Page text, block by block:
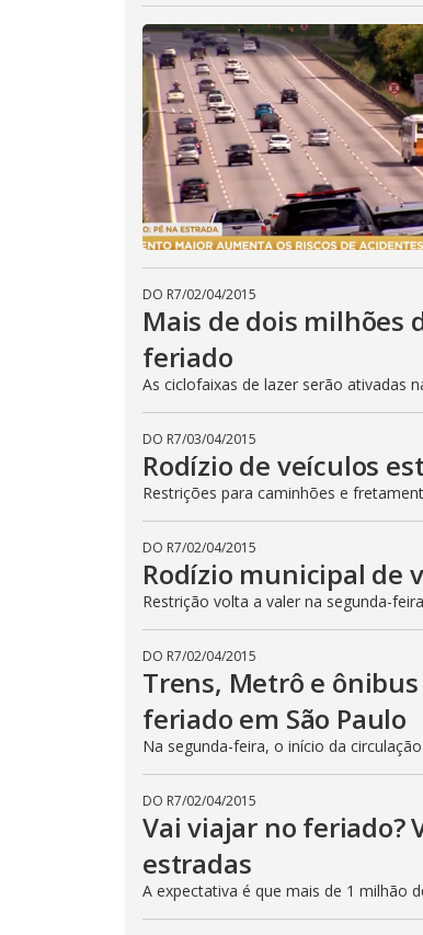
DO R7/02/04/2015
Mais de dois milhões
feriado
As ciclofaixas de lazer serão ativadas
DO R7/03/04/2015
Rodízio de veículos
Restrições para caminhões e
DO R7/02/04/2015
Rodízio municipal de
Restrição volta a valer na segunda-
DO R7/02/04/2015
Trens, Metrô e
feriado em São Paulo
Na segunda-feira, o início da
DO R7/02/04/2015
Vai viajar no feriado?
estradas
A expectativa é que mais de 1 milhão